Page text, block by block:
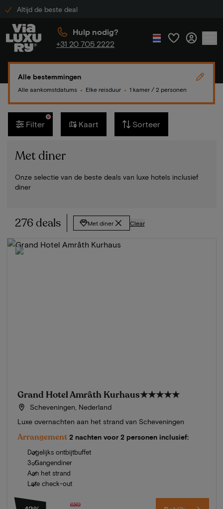
Altijd de beste deal
Hulp nodig?
+31 20 705 2222
Alle bestemmingen
Alle aankomstdatums ● Elke reisduur ● 1 kamer / 2 personen
Filter Kaart Sorteer
Met diner
Onze selectie van de beste deals van luxe hotels inclusief
diner
276 deals Met diner Clear
Grand Hotel Amrâth Kurhaus★★★★★
Scheveningen, Nederland
Luxe overnachten aan het strand van Scheveningen
Arrangement 2 nachten voor 2 personen inclusief:
Dagelijks ontbijtbuffet
3-Gangendiner
Aan het strand
Late check-out
689